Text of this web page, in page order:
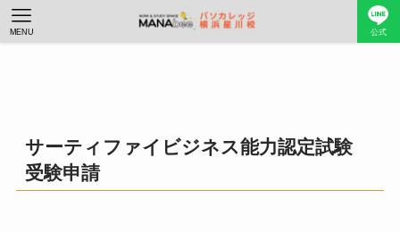
公式
MENU
サーティファイビジネス能力認定試験
受験申請